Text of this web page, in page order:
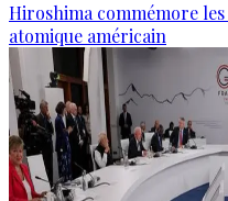
Hiroshima commémore
atomique américain